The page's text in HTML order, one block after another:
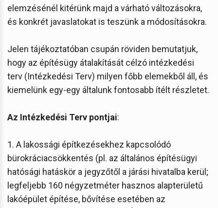
elemzésénél kitérünk majd a várható változásokra,
és konkrét javaslatokat is teszünk a módosításokra.
Jelen tájékoztatóban csupán röviden bemutatjuk,
hogy az építésügy átalakítását célzó intézkedési
terv (Intézkedési Terv) milyen főbb elemekből áll, és
kiemelünk egy-egy általunk fontosabb ítélt részletet.
Az Intézkedési Terv pontjai:
1. A lakossági építkezésekhez kapcsolódó
bürokráciacsökkentés (pl. az általános építésügyi
hatósági hatáskör a jegyzőtől a járási hivatalba kerül;
legfeljebb 160 négyzetméter hasznos alapterületű
lakóépület építése, bővítése esetében az